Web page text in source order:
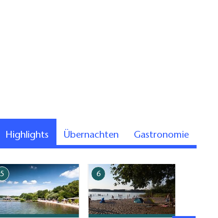
Highlights Übernachten Gastronomie
5 6